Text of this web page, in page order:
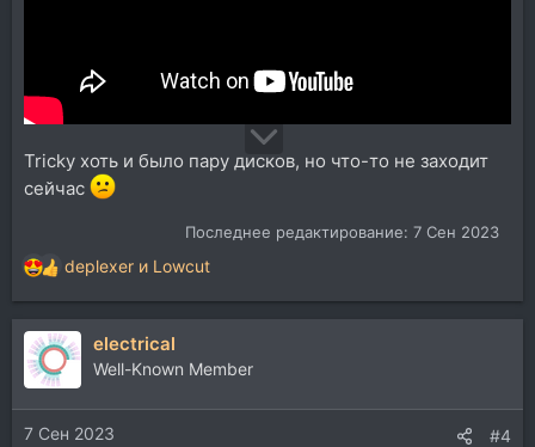
Tricky хоть и было пару дисков, но что-то не заходит
сейчас
Последнее редактирование: 7 Сен 2023
Р
е
а
к
ц
и
и
:
deplexer и Lowcut
electrical
Well-Known Member
7 Сен 2023 #4